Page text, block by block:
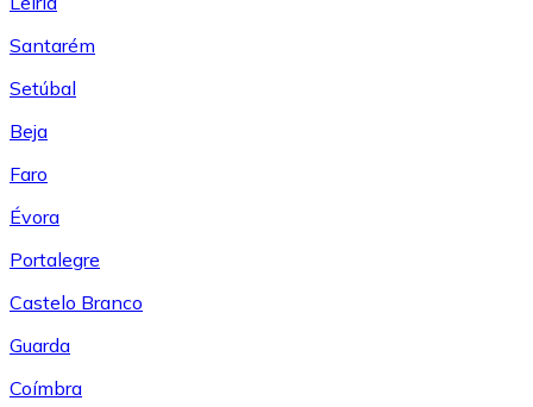
Santarém
Setúbal
Beja
Faro
Évora
Portalegre
Castelo Branco
Guarda
Coímbra